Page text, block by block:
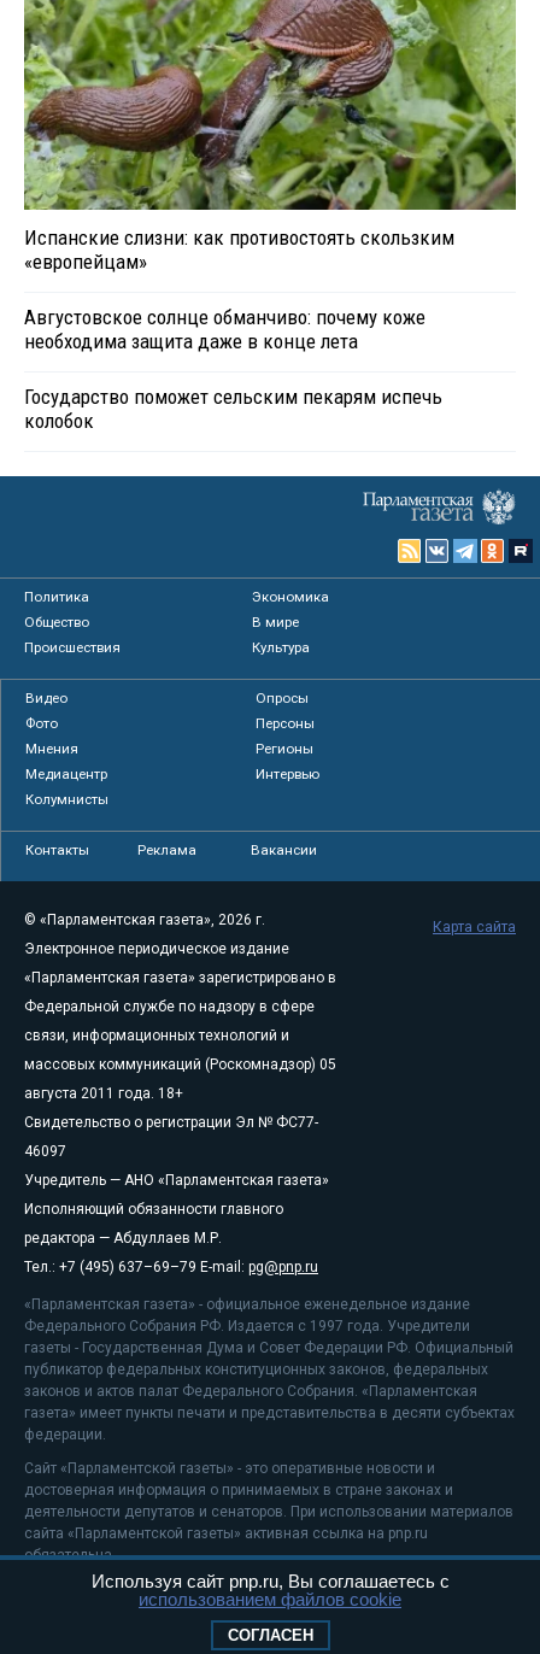
Испанские слизни: как противостоять скользким
«европейцам»
Августовское солнце обманчиво: почему коже
необходима защита даже в конце лета
Государство поможет сельским пекарям испечь
колобок
Политика
Экономика
Общество
В мире
Происшествия
Культура
Видео
Опросы
Фото
Персоны
Мнения
Регионы
Медиацентр
Интервью
Колумнисты
Контакты Реклама Вакансии
© «Парламентская газета», 2026 г.
Электронное периодическое издание
«Парламентская газета» зарегистрировано в
Федеральной службе по надзору в сфере
связи, информационных технологий и
массовых коммуникаций (Роскомнадзор) 05
августа 2011 года. 18+
Свидетельство о регистрации Эл № ФС77-
46097
Учредитель — АНО «Парламентская газета»
Исполняющий обязанности главного
редактора — Абдуллаев М.Р.
Тел.: +7 (495) 637–69–79 E-mail: pg@pnp.ru
«Парламентская газета» - официальное еженедельное издание
Федерального Собрания РФ. Издается с 1997 года. Учредители
газеты - Государственная Дума и Совет Федерации РФ. Официальный
публикатор федеральных конституционных законов, федеральных
законов и актов палат Федерального Собрания. «Парламентская
газета» имеет пункты печати и представительства в десяти субъектах
федерации.
Сайт «Парламентской газеты» - это оперативные новости и
достоверная информация о принимаемых в стране законах и
деятельности депутатов и сенаторов. При использовании материалов
сайта «Парламентской газеты» активная ссылка на pnp.ru
обязательна.
На информационном ресурсе применяютсярекомендательные
Положение о защите персональных данных
Карта сайта
Используя сайт pnp.ru, Вы соглашаетесь с
использованием файлов cookie
СОГЛАСЕН